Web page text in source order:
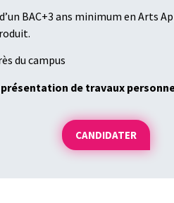
BAC+3 ans minimum en Arts
du campus
de travaux
CANDIDATER